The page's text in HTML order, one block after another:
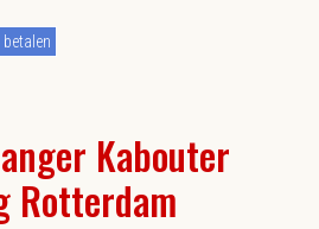
Kabouter
Rotterdam